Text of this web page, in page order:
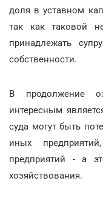
доля в уставном
так как таковой
принадлежать
собственности.
В продолжение
интересным
суда могут быть
иных
предприятий - а
хозяйствования.